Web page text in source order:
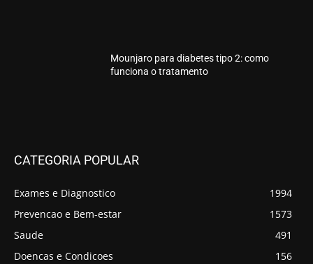
Mounjaro para diabetes tipo 2: como
funciona o tratamento
CATEGORIA POPULAR
Exames e Diagnostico
1994
Prevencao e Bem-estar
1573
Saude
491
Doencas e Condicoes
156